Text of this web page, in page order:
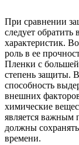
При сравнении
следует
характеристик.
роль в ее
Пленки с
степень защиты.
способность
внешних
химические
является важным
должны
времени.